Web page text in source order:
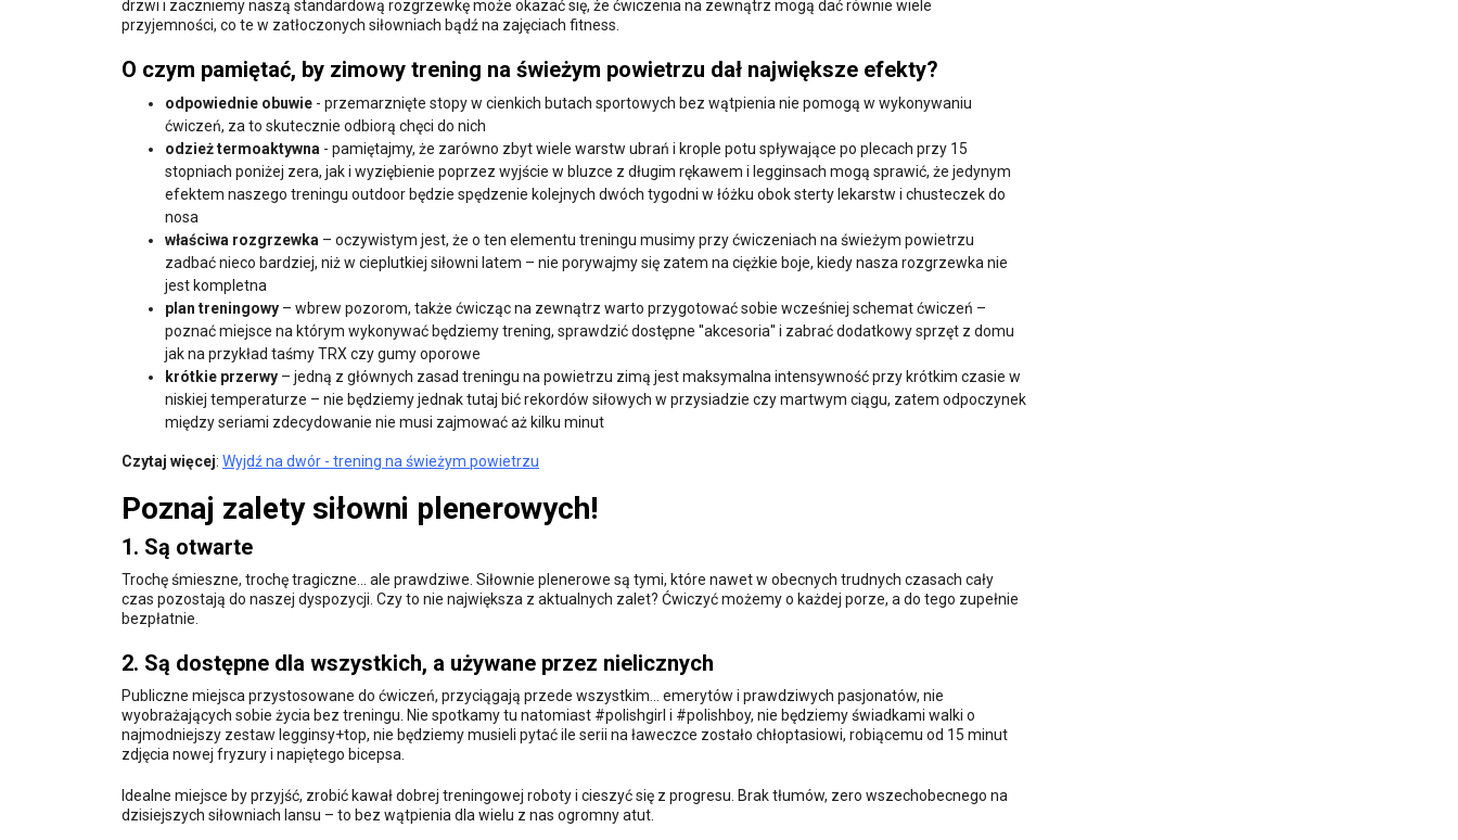
drzwi i zaczniemy naszą standardową rozgrzewkę może okazać się, że ćwiczenia na zewnątrz mogą dać równie wiele
przyjemności, co te w zatłoczonych siłowniach bądź na zajęciach fitness.
O czym pamiętać, by zimowy trening na świeżym powietrzu dał największe efekty?
odpowiednie obuwie - przemarznięte stopy w cienkich butach sportowych bez wątpienia nie pomogą w wykonywaniu
ćwiczeń, za to skutecznie odbiorą chęci do nich
odzież termoaktywna - pamiętajmy, że zarówno zbyt wiele warstw ubrań i krople potu spływające po plecach przy 15
stopniach poniżej zera, jak i wyziębienie poprzez wyjście w bluzce z długim rękawem i legginsach mogą sprawić, że jedynym
efektem naszego treningu outdoor będzie spędzenie kolejnych dwóch tygodni w łóżku obok sterty lekarstw i chusteczek do
nosa
właściwa rozgrzewka – oczywistym jest, że o ten elementu treningu musimy przy ćwiczeniach na świeżym powietrzu
zadbać nieco bardziej, niż w cieplutkiej siłowni latem – nie porywajmy się zatem na ciężkie boje, kiedy nasza rozgrzewka nie
jest kompletna
plan treningowy – wbrew pozorom, także ćwicząc na zewnątrz warto przygotować sobie wcześniej schemat ćwiczeń –
poznać miejsce na którym wykonywać będziemy trening, sprawdzić dostępne ''akcesoria'' i zabrać dodatkowy sprzęt z domu
jak na przykład taśmy TRX czy gumy oporowe
krótkie przerwy – jedną z głównych zasad treningu na powietrzu zimą jest maksymalna intensywność przy krótkim czasie w
niskiej temperaturze – nie będziemy jednak tutaj bić rekordów siłowych w przysiadzie czy martwym ciągu, zatem odpoczynek
między seriami zdecydowanie nie musi zajmować aż kilku minut
Czytaj więcej: Wyjdź na dwór - trening na świeżym powietrzu
Poznaj zalety siłowni plenerowych!
1. Są otwarte
Trochę śmieszne, trochę tragiczne... ale prawdziwe. Siłownie plenerowe są tymi, które nawet w obecnych trudnych czasach cały
czas pozostają do naszej dyspozycji. Czy to nie największa z aktualnych zalet? Ćwiczyć możemy o każdej porze, a do tego zupełnie
bezpłatnie.
2. Są dostępne dla wszystkich, a używane przez nielicznych
Publiczne miejsca przystosowane do ćwiczeń, przyciągają przede wszystkim... emerytów i prawdziwych pasjonatów, nie
wyobrażających sobie życia bez treningu. Nie spotkamy tu natomiast #polishgirl i #polishboy, nie będziemy świadkami walki o
najmodniejszy zestaw legginsy+top, nie będziemy musieli pytać ile serii na ławeczce zostało chłoptasiowi, robiącemu od 15 minut
zdjęcia nowej fryzury i napiętego bicepsa.
Idealne miejsce by przyjść, zrobić kawał dobrej treningowej roboty i cieszyć się z progresu. Brak tłumów, zero wszechobecnego na
dzisiejszych siłowniach lansu – to bez wątpienia dla wielu z nas ogromny atut.